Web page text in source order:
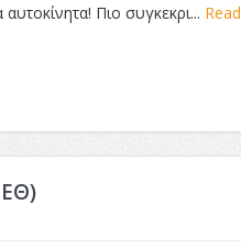
Πιο συγκεκρι... Read